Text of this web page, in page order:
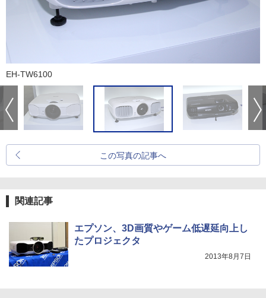
EH-TW6100
この写真の記事へ
関連記事
エプソン、3D画質やゲーム低遅延向上し
たプロジェクタ
2013年8月7日